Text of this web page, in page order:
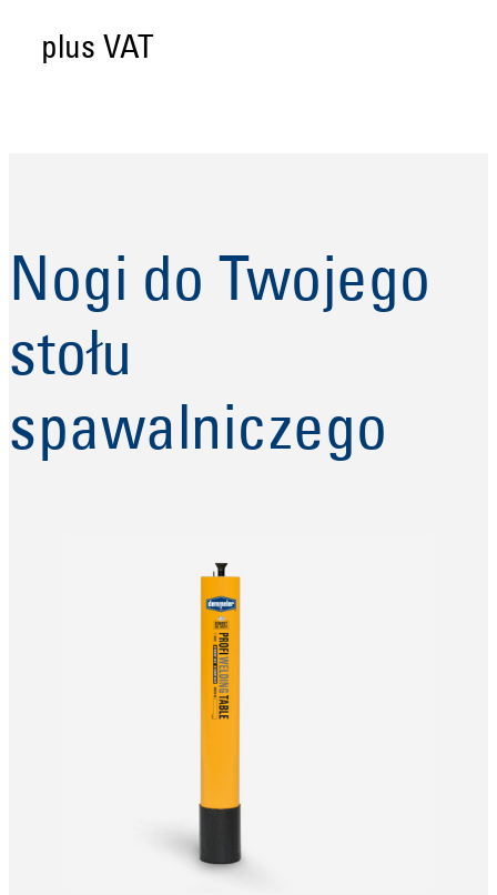
plus VAT
Nogi do Twojego
stołu
spawalniczego